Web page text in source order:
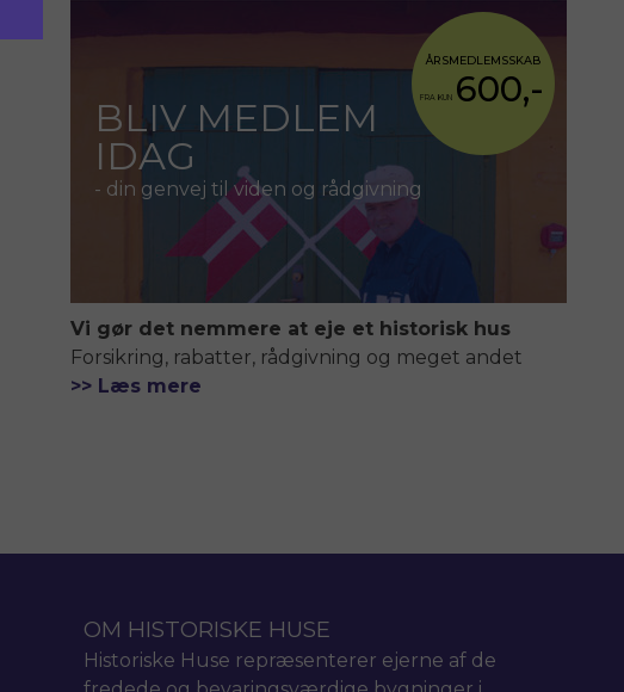
BLIV MEDLEM
IDAG
- din genvej til viden og rådgivning
ÅRSMEDLEMSSKAB
FRA KUN 600,-
Vi gør det nemmere at eje et historisk hus
Forsikring, rabatter, rådgivning og meget andet
>> Læs mere
OM HISTORISKE HUSE
Historiske Huse repræsenterer ejerne af de